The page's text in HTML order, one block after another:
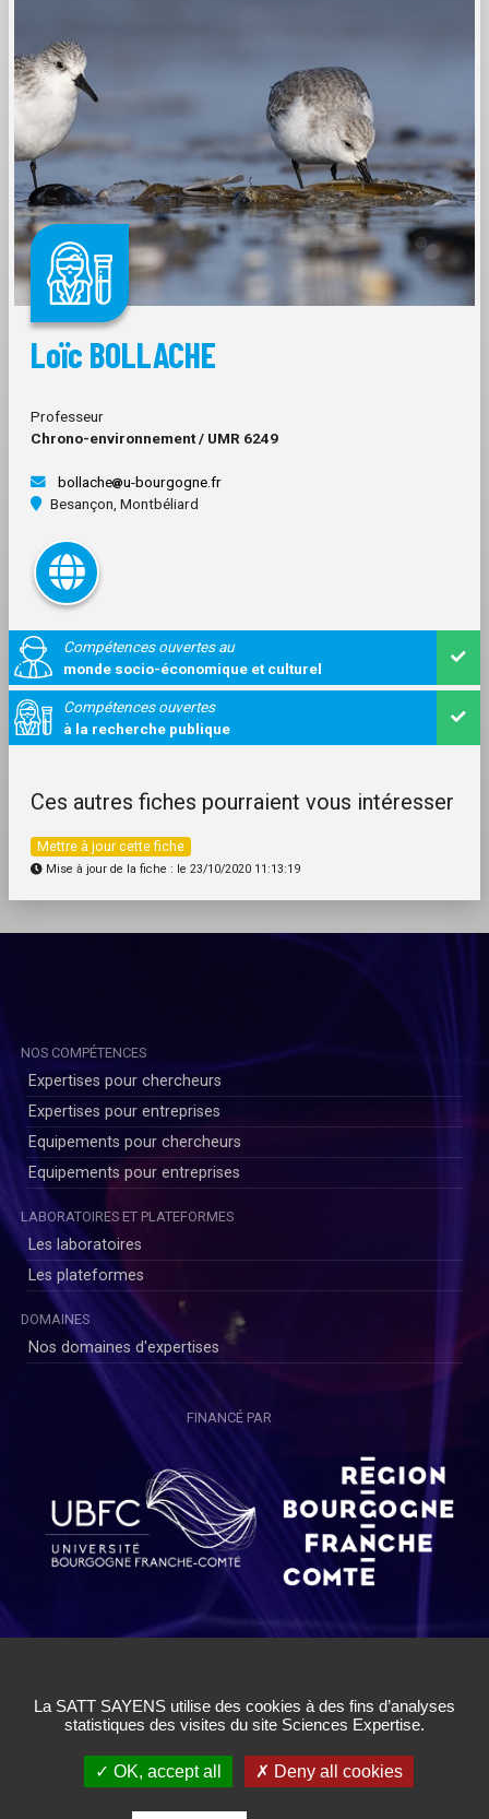
Loïc BOLLACHE
Professeur
Chrono-environnement / UMR 6249
bollache
u-bourgogne.fr
Besançon, Montbéliard
Compétences ouvertes au
monde socio-économique et culturel
Compétences ouvertes
à la recherche publique
Ces autres fiches pourraient vous intéresser
Mettre à jour cette fiche
Mise à jour de la fiche : le 23/10/2020 11:13:19
NOS COMPÉTENCES
Expertises pour chercheurs
Expertises pour entreprises
Equipements pour chercheurs
Equipements pour entreprises
LABORATOIRES ET PLATEFORMES
Les laboratoires
Les plateformes
DOMAINES
Nos domaines d'expertises
FINANCÉ PAR
Politique de Confidentialité Chercheurs|Conditions Générales
d'Utilisation|Cookies| Gestion des cookies
✓ OK, accept all
✗ Deny all cookies